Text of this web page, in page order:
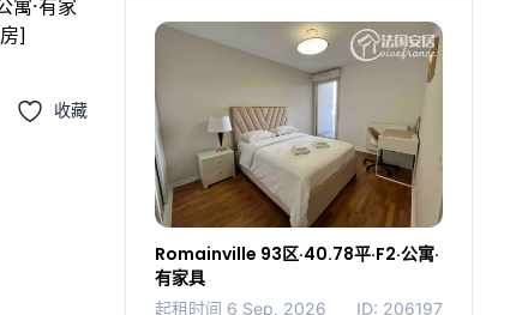
收藏
Romainville 93区·40.78平·F2·公寓·
有家具
起租时间 6 Sep, 2026 ID: 206197